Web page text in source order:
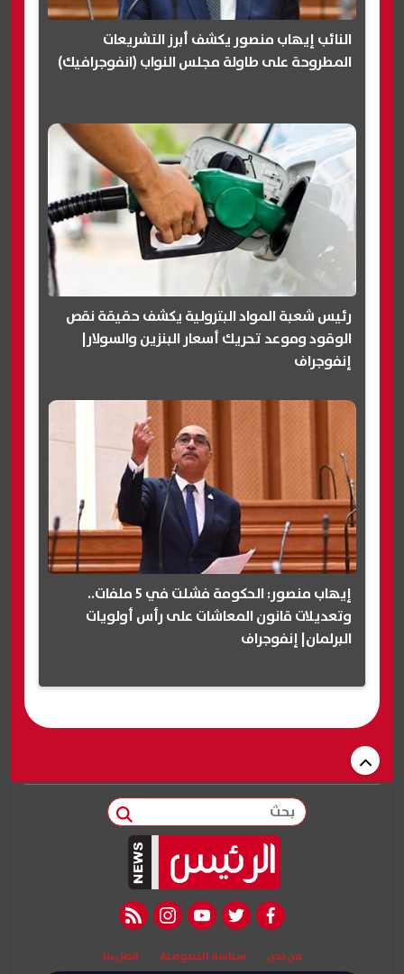
النائب إيهاب منصور يكشف أبرز التشريعات
المطروحة على طاولة مجلس النواب (انفوجرافيك)
رئيس شعبة المواد البترولية يكشف حقيقة نقص
الوقود وموعد تحريك أسعار البنزين والسولار|
إنفوجراف
إيهاب منصور: الحكومة فشلت في 5 ملفات..
وتعديلات قانون المعاشات على رأس أولويات
البرلمان| إنفوجراف
بحث
facebook
twitter
youtube
instagram
rss feed
من نحن سياسة الخصوصية اتصل بنا